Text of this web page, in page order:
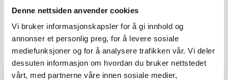
Denne nettsiden anvender cookies
Vi bruker informasjonskapsler for å gi innhold og
annonser et personlig preg, for å levere sosiale
mediefunksjoner og for å analysere trafikken vår. Vi deler
dessuten informasjon om hvordan du bruker nettstedet
vårt, med partnerne våre innen sosiale medier,
Vær oppmerksom på at noen kunder gir en rating uten å skrive en
review, og at antallet ratings derfor vil være forskjellig fra antall
reviews.